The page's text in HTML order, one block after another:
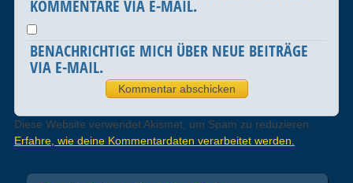
KOMMENTARE VIA E-MAIL.
BENACHRICHTIGE MICH ÜBER NEUE BEITRÄGE
VIA E-MAIL.
Diese Website verwendet Akismet, um Spam zu reduzieren.
Erfahre, wie deine Kommentardaten verarbeitet werden.